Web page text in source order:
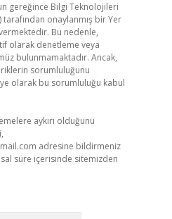
gereğince Bilgi Teknolojileri
tarafından onaylanmış bir Yer
Bu nedenle,
olarak denetleme veya
bulunmamaktadır. Ancak,
sorumluluğunu
olarak bu sorumluluğu kabul
aykırı olduğunu
adresine bildirmeniz
süre içerisinde sitemizden